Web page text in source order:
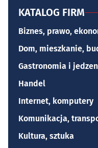
KATALOG FIRM
Biznes, prawo,
Dom, mieszkanie,
Gastronomia i
Handel
Internet, komputery
Komunikacja,
Kultura, sztuka